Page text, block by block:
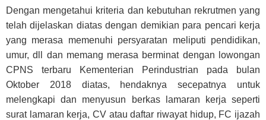
Dengan mengetahui kriteria dan kebutuhan rekrutmen yang
telah dijelaskan diatas dengan demikian para pencari kerja
yang merasa memenuhi persyaratan meliputi pendidikan,
umur, dll dan memang merasa berminat dengan lowongan
CPNS terbaru Kementerian Perindustrian pada bulan
Oktober 2018 diatas, hendaknya secepatnya untuk
melengkapi dan menyusun berkas lamaran kerja seperti
surat lamaran kerja, CV atau daftar riwayat hidup, FC ijazah